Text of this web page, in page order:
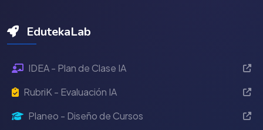
EdutekaLab
IDEA - Plan de Clase IA
RubriK - Evaluación IA
Planeo - Diseño de Cursos